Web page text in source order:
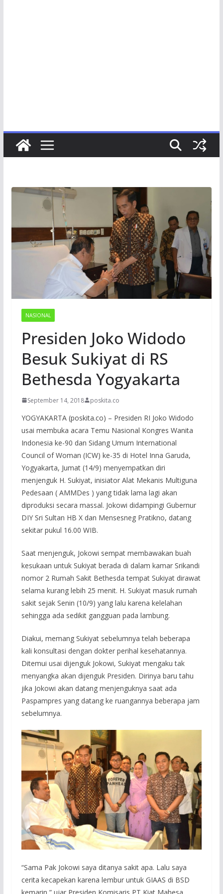
NASIONAL
Presiden Joko Widodo
Besuk Sukiyat di RS
Bethesda Yogyakarta
September 14, 2018 poskita.co
YOGYAKARTA (poskita.co) – Presiden RI Joko Widodo
usai membuka acara Temu Nasional Kongres Wanita
Indonesia ke-90 dan Sidang Umum International
Council of Woman (ICW) ke-35 di Hotel Inna Garuda,
Yogyakarta, Jumat (14/9) menyempatkan diri
menjenguk H. Sukiyat, inisiator Alat Mekanis Multiguna
Pedesaan ( AMMDes ) yang tidak lama lagi akan
diproduksi secara massal. Jokowi didampingi Gubernur
DIY Sri Sultan HB X dan Mensesneg Pratikno, datang
sekitar pukul 16.00 WIB.
Saat menjenguk, Jokowi sempat membawakan buah
kesukaan untuk Sukiyat berada di dalam kamar Srikandi
nomor 2 Rumah Sakit Bethesda tempat Sukiyat dirawat
selama kurang lebih 25 menit. H. Sukiyat masuk rumah
sakit sejak Senin (10/9) yang lalu karena kelelahan
sehingga ada sedikit gangguan pada lambung.
Diakui, memang Sukiyat sebelumnya telah beberapa
kali konsultasi dengan dokter perihal kesehatannya.
Ditemui usai dijenguk Jokowi, Sukiyat mengaku tak
menyangka akan dijenguk Presiden. Dirinya baru tahu
jika Jokowi akan datang menjenguknya saat ada
Paspampres yang datang ke ruangannya beberapa jam
sebelumnya.
“Sama Pak Jokowi saya ditanya sakit apa. Lalu saya
cerita kecapekan karena lembur untuk GIAAS di BSD
kemarin,” ujar Presiden Komisaris PT Kiat Mahesa